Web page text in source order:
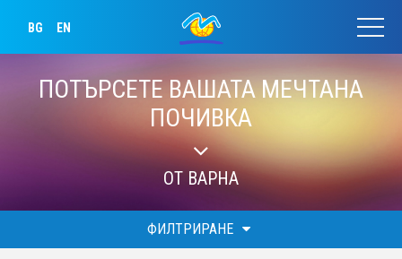
BG EN
ПОТЪРСЕТЕ ВАШАТА МЕЧТАНА
ПОЧИВКА
ОТ ВАРНА
ФИЛТРИРАНЕ